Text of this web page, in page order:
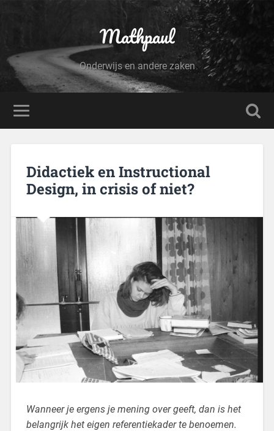
Mathpaul
Onderwijs en andere zaken
Didactiek en Instructional
Design, in crisis of niet?
Wanneer je ergens je mening over geeft, dan is het
belangrijk het eigen referentiekader te benoemen.